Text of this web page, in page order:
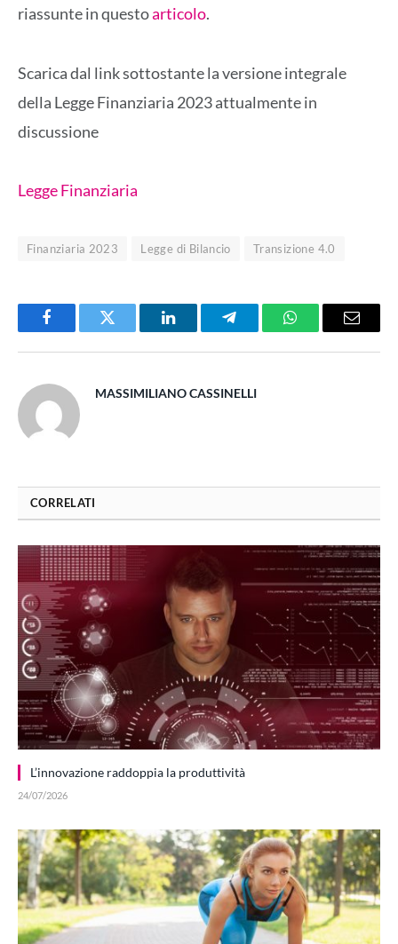
riassunte in questoarticolo.
Scarica dal link sottostante la versione integrale
della Legge Finanziaria 2023 attualmente in
discussione
Legge Finanziaria
Finanziaria 2023 Legge di Bilancio Transizione 4.0
FacebookTwitter LinkedInTelegramWhatsAppEmail
MASSIMILIANO CASSINELLI
CORRELATI
L’innovazione raddoppia la produttività
24/07/2026